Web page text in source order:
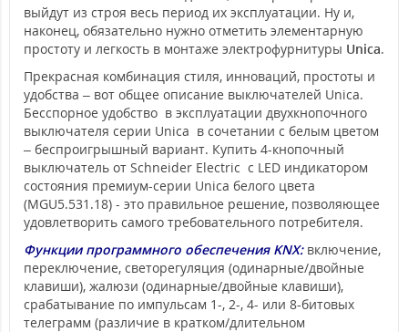
выйдут из строя весь период их эксплуатации. Ну и,
наконец, обязательно нужно отметить элементарную
простоту и легкость в монтаже электрофурнитуры Unica.
Прекрасная комбинация стиля, инноваций, простоты и
удобства – вот общее описание выключателей Unica.
Бесспорное удобство в эксплуатации двухкнопочного
выключателя серии Unica в сочетании с белым цветом
– беспроигрышный вариант. Купить 4-кнопочный
выключатель от Schneider Electric с LED индикатором
состояния премиум-серии Unica белого цвета
(MGU5.531.18) - это правильное решение, позволяющее
удовлетворить самого требовательного потребителя.
Функции программного обеспечения KNX:включение,
переключение, светорегуляция (одинарные/двойные
клавиши), жалюзи (одинарные/двойные клавиши),
срабатывание по импульсам 1-, 2-, 4- или 8-битовых
телеграмм (различие в кратком/длительном